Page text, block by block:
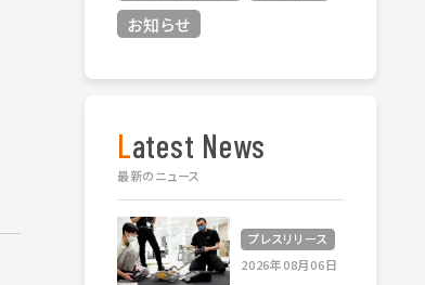
お知らせ
Latest News
最新のニュース
プレスリリース
2026年08月06日